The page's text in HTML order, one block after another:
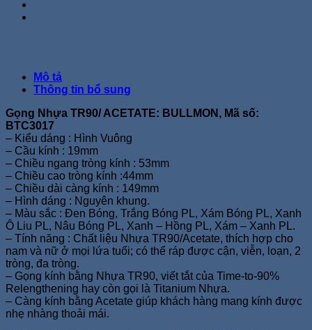
Mô tả
Thông tin bổ sung
Gọng Nhựa TR90/ ACETATE: BULLMON, Mã số:
BTC3017
– Kiểu dáng : Hình Vuông
– Cầu kính : 19mm
– Chiều ngang tròng kính : 53mm
– Chiều cao tròng kính :44mm
– Chiều dài càng kính : 149mm
– Hình dáng : Nguyên khung.
– Màu sắc : Đen Bóng, Trắng Bóng PL, Xám Bóng PL, Xanh
Ô Liu PL, Nâu Bóng PL, Xanh – Hồng PL, Xám – Xanh PL.
– Tính năng : Chất liệu Nhựa TR90/Acetate, thích hợp cho
nam và nữ ở mọi lứa tuổi; có thể ráp được cận, viễn, loạn, 2
tròng, đa tròng.
– Gọng kính bằng Nhựa TR90, viết tắt của Time-to-90%
Relengthening hay còn gọi là Titanium Nhựa.
– Càng kính bằng Acetate giúp khách hàng mang kính được
nhẹ nhàng thoải mái.